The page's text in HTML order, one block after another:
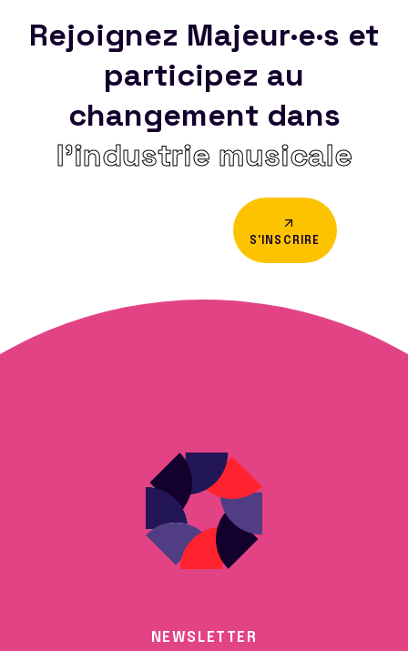
Rejoignez Majeur·e·s et
participez au
changement dans
l’industrie musicale
S'INSCRIRE
NEWSLETTER